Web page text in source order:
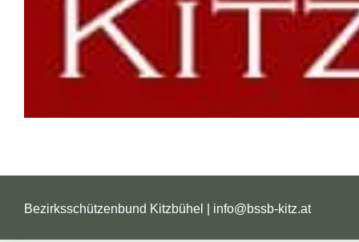
Bezirksschützenbund Kitzbühel | info@bssb-kitz.at